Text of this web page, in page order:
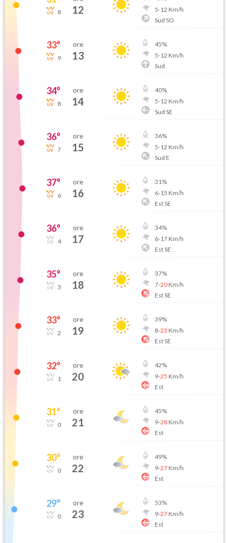
8 12
5-12 Km/h
Sud SO
33°
9
ore
13
45%
5-12 Km/h
Sud
34°
8
ore
14
40%
5-12 Km/h
Sud SE
36°
7
ore
15
36%
5-12 Km/h
Sud E
37°
6
ore
16
31%
6-15 Km/h
Est SE
36°
4
ore
17
34%
6-17Km/h
Est SE
35°
3
ore
18
37%
7-20Km/h
Est SE
33°
2
ore
19
39%
8-23 Km/h
Est SE
32°
1
ore
20
42%
9-25 Km/h
Est
31°
0
ore
21
45%
9-28Km/h
Est
30°
0
ore
22
49%
9-27Km/h
Est
29°
0
ore
23
53%
9-27Km/h
Est